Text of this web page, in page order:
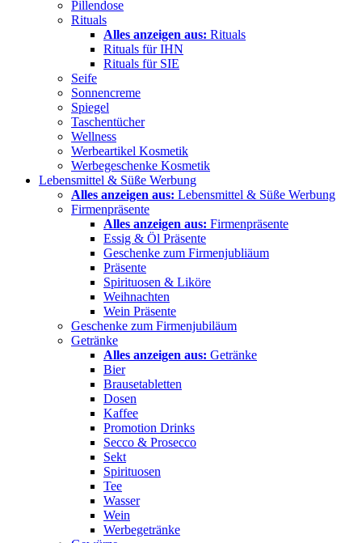
Pillendose
Rituals
Alles anzeigen aus: Rituals
Rituals für IHN
Rituals für SIE
Seife
Sonnencreme
Spiegel
Taschentücher
Wellness
Werbeartikel Kosmetik
Werbegeschenke Kosmetik
Lebensmittel & Süße Werbung
Alles anzeigen aus: Lebensmittel & Süße Werbung
Firmenpräsente
Alles anzeigen aus: Firmenpräsente
Essig & Öl Präsente
Geschenke zum Firmenjubliäum
Präsente
Spirituosen & Liköre
Weihnachten
Wein Präsente
Geschenke zum Firmenjubiläum
Getränke
Alles anzeigen aus: Getränke
Bier
Brausetabletten
Dosen
Kaffee
Promotion Drinks
Secco & Prosecco
Sekt
Spirituosen
Tee
Wasser
Wein
Werbegetränke